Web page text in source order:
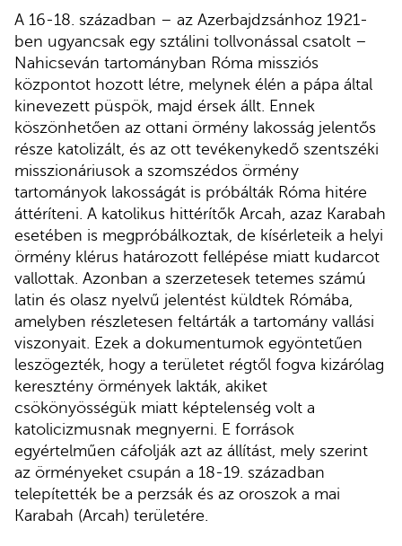
A 16-18. században – az Azerbajdzsánhoz 1921-
ben ugyancsak egy sztálini tollvonással csatolt –
Nahicseván tartományban Róma missziós
központot hozott létre, melynek élén a pápa által
kinevezett püspök, majd érsek állt. Ennek
köszönhetően az ottani örmény lakosság jelentős
része katolizált, és az ott tevékenykedő szentszéki
misszionáriusok a szomszédos örmény
tartományok lakosságát is próbálták Róma hitére
áttéríteni. A katolikus hittérítők Arcah, azaz Karabah
esetében is megpróbálkoztak, de kísérleteik a helyi
örmény klérus határozott fellépése miatt kudarcot
vallottak. Azonban a szerzetesek tetemes számú
latin és olasz nyelvű jelentést küldtek Rómába,
amelyben részletesen feltárták a tartomány vallási
viszonyait. Ezek a dokumentumok egyöntetűen
leszögezték, hogy a területet régtől fogva kizárólag
keresztény örmények lakták, akiket
csökönyösségük miatt képtelenség volt a
katolicizmusnak megnyerni. E források
egyértelműen cáfolják azt az állítást, mely szerint
az örményeket csupán a 18-19. században
telepítették be a perzsák és az oroszok a mai
Karabah (Arcah) területére.